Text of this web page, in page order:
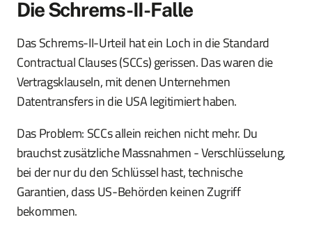
Die Schrems-II-Falle
Das Schrems-II-Urteil hat ein Loch in die Standard
Contractual Clauses (SCCs) gerissen. Das waren die
Vertragsklauseln, mit denen Unternehmen
Datentransfers in die USA legitimiert haben.
Das Problem: SCCs allein reichen nicht mehr. Du
brauchst zusätzliche Massnahmen - Verschlüsselung,
bei der nur du den Schlüssel hast, technische
Garantien, dass US-Behörden keinen Zugriff
bekommen.